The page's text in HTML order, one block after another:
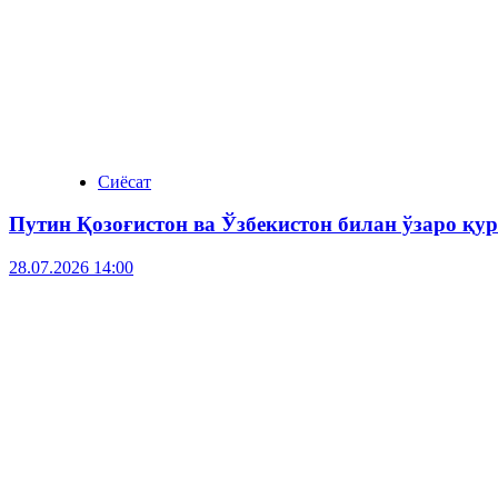
Сиёсат
Путин Қозоғистон ва Ўзбекистон билан ўзаро
28.07.2026 14:00